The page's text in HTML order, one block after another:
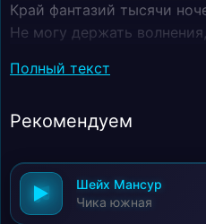
Край фантазий тысячи
Не могу держать
Облака теряются в
Как горь жемчужин.
В рай, морей жемчужных.
Край, столицы южной.
Краснодар и Сочи,.
Полный текст
Рекомендуем
Шейх Мансур
Чика южная